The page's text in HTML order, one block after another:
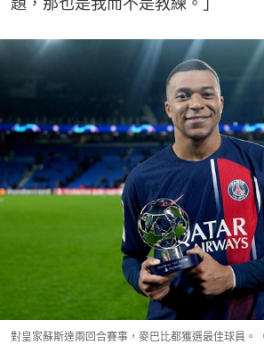
對皇家蘇斯達兩回合賽事，麥巴比都獲選最佳球員。